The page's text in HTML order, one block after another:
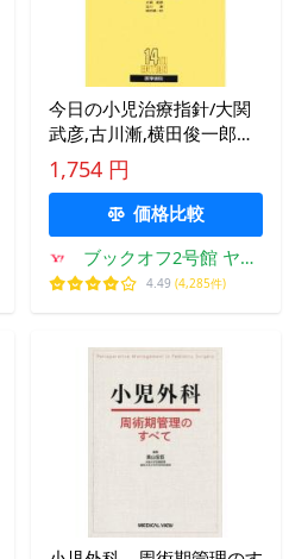
今日の小児治療指針/大関
武彦,古川漸,横田俊一郎
【編】
1,754 円
価格比較
ブックオフ2号館 ヤフ
ーショッピング店
4.49 (4,285件)